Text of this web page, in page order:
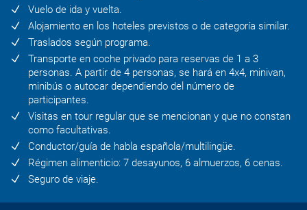
Vuelo de ida y vuelta.
Alojamiento en los hoteles previstos o de categoría similar.
Traslados según programa.
Transporte en coche privado para reservas de 1 a 3
personas. A partir de 4 personas, se hará en 4x4, minivan,
minibús o autocar dependiendo del número de
participantes.
Visitas en tour regular que se mencionan y que no constan
como facultativas.
Conductor/guía de habla española/multilingüe.
Régimen alimenticio: 7 desayunos, 6 almuerzos, 6 cenas.
Seguro de viaje.